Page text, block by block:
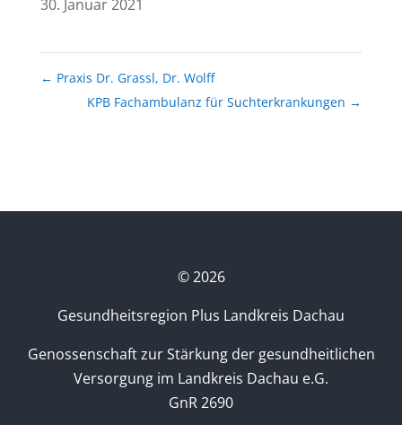
30. Januar 2021
← Praxis Dr. Grassl, Dr. Wolff
KPB Fachambulanz für Suchterkrankungen →
©2026
Gesundheitsregion Plus Landkreis Dachau
Genossenschaft zur Stärkung der gesundheitlichen
Versorgung im Landkreis Dachau e.G.
GnR 2690